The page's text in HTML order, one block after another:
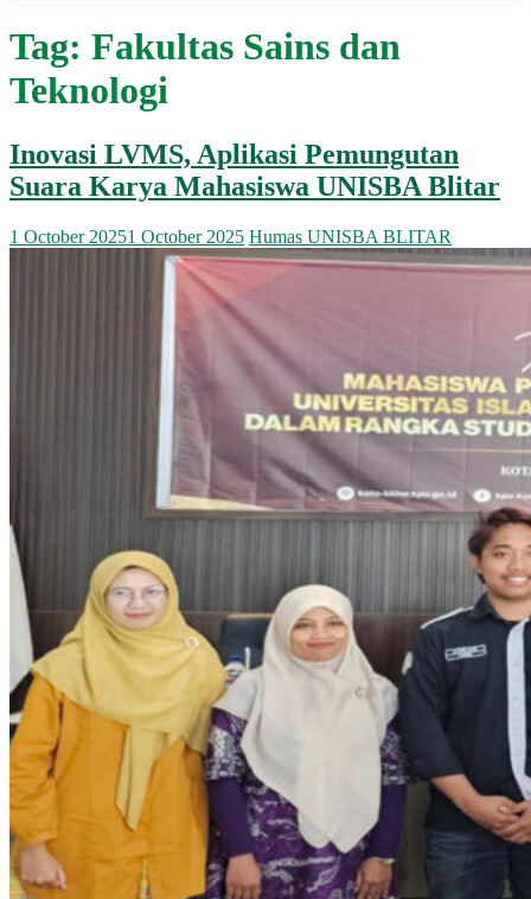
Tag: Fakultas Sains dan
Teknologi
Inovasi LVMS, Aplikasi Pemungutan
Suara Karya Mahasiswa UNISBA Blitar
1 October 20251 October 2025 Humas UNISBA BLITAR